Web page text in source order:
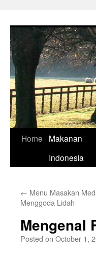
Home
Makanan
Indonesia
← Menu Masakan
Menggoda Lidah
Mengenal
Posted on October 1,